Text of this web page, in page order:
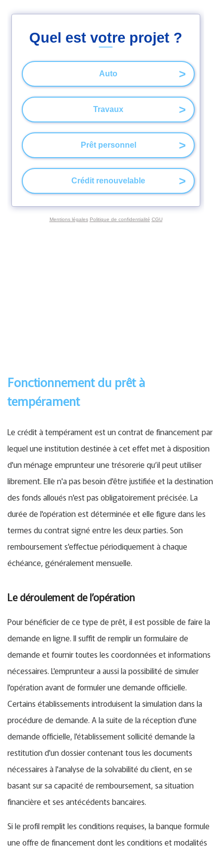
Fonctionnement du prêt à
tempérament
Le crédit à tempérament est un contrat de financement par
lequel une institution destinée à cet effet met à disposition
d'un ménage emprunteur une trésorerie qu’il peut utiliser
librement. Elle n'a pas besoin d'être justifiée et la destination
des fonds alloués n'est pas obligatoirement précisée. La
durée de l'opération est déterminée et elle figure dans les
termes du contrat signé entre les deux parties. Son
remboursement s'effectue périodiquement à chaque
échéance, généralement mensuelle.
Le déroulement de l’opération
Pour bénéficier de ce type de prêt, il est possible de faire la
demande en ligne. Il suffit de remplir un formulaire de
demande et fournir toutes les coordonnées et informations
nécessaires. L'emprunteur a aussi la possibilité de simuler
l'opération avant de formuler une demande officielle.
Certains établissements introduisent la simulation dans la
procédure de demande. A la suite de la réception d'une
demande officielle, l'établissement sollicité demande la
restitution d'un dossier contenant tous les documents
nécessaires à l'analyse de la solvabilité du client, en se
basant sur sa capacité de remboursement, sa situation
financière et ses antécédents bancaires.
Si le profil remplit les conditions requises, la banque formule
une offre de financement dont les conditions et modalités